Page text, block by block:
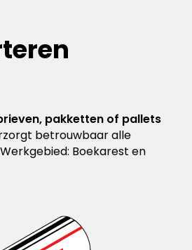
pakketten of pallets
betrouwbaar alle
Boekarest en